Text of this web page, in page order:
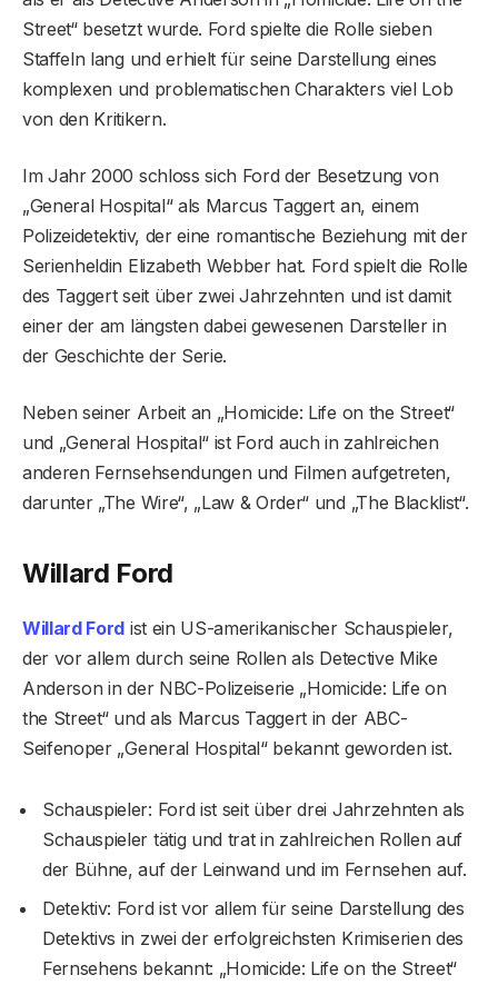
Street“ besetzt wurde. Ford spielte die Rolle sieben
Staffeln lang und erhielt für seine Darstellung eines
komplexen und problematischen Charakters viel Lob
von den Kritikern.
Im Jahr 2000 schloss sich Ford der Besetzung von
„General Hospital“ als Marcus Taggert an, einem
Polizeidetektiv, der eine romantische Beziehung mit der
Serienheldin Elizabeth Webber hat. Ford spielt die Rolle
des Taggert seit über zwei Jahrzehnten und ist damit
einer der am längsten dabei gewesenen Darsteller in
der Geschichte der Serie.
Neben seiner Arbeit an „Homicide: Life on the Street“
und „General Hospital“ ist Ford auch in zahlreichen
anderen Fernsehsendungen und Filmen aufgetreten,
darunter „The Wire“, „Law & Order“ und „The Blacklist“.
Willard Ford
Willard Ford ist ein US-amerikanischer Schauspieler,
der vor allem durch seine Rollen als Detective Mike
Anderson in der NBC-Polizeiserie „Homicide: Life on
the Street“ und als Marcus Taggert in der ABC-
Seifenoper „General Hospital“ bekannt geworden ist.
Schauspieler: Ford ist seit über drei Jahrzehnten als
Schauspieler tätig und trat in zahlreichen Rollen auf
der Bühne, auf der Leinwand und im Fernsehen auf.
Detektiv: Ford ist vor allem für seine Darstellung des
Detektivs in zwei der erfolgreichsten Krimiserien des
Fernsehens bekannt: „Homicide: Life on the Street“